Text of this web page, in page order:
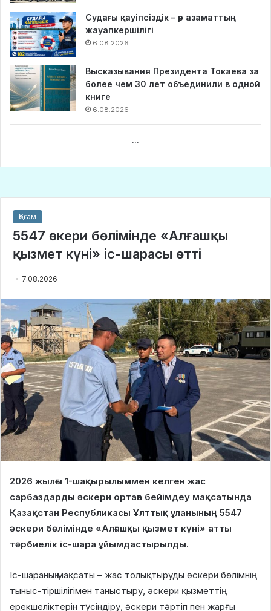
Судағы қауіпсіздік – әр азаматтың
жауапкершілігі
6.08.2026
Высказывания Президента Токаева за
более чем 30 лет объединили в одной
книге
6.08.2026
...